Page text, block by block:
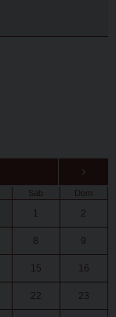
›
Sab Dom
1 2
8 9
15 16
22 23